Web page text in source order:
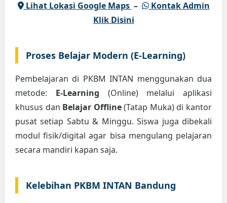
Lihat Lokasi Google Maps –
Kontak Admin
Klik Disini
Proses Belajar Modern (E-Learning)
Pembelajaran di PKBM INTAN menggunakan dua
metode: E-Learning (Online) melalui aplikasi
khusus dan Belajar Offline(Tatap Muka) di kantor
pusat setiap Sabtu & Minggu. Siswa juga dibekali
modul fisik/digital agar bisa mengulang pelajaran
secara mandiri kapan saja.
Kelebihan PKBM INTAN Bandung